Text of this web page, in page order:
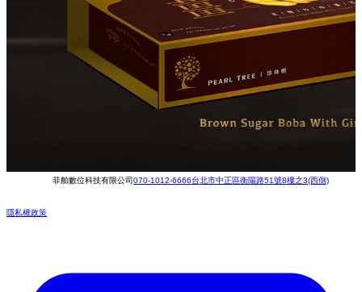
菲舶數位科技有限公司070-1012-6666台北市中正區衡陽路51號8樓之3(西側)
隱私權政策